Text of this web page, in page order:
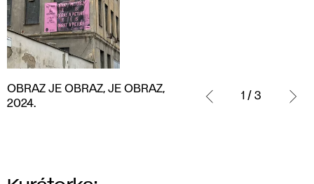
JE
OBRAZ,
OBRAZ JE OBRAZ, JE OBRAZ,
2024.
1 / 3